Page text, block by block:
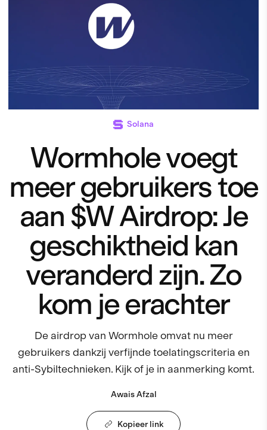
Solana
Wormhole voegt
meer gebruikers toe
aan $W Airdrop: Je
geschiktheid kan
veranderd zijn. Zo
kom je erachter
De airdrop van Wormhole omvat nu meer
gebruikers dankzij verfijnde toelatingscriteria en
anti-Sybiltechnieken. Kijk of je in aanmerking komt.
Awais Afzal
Kopieer link